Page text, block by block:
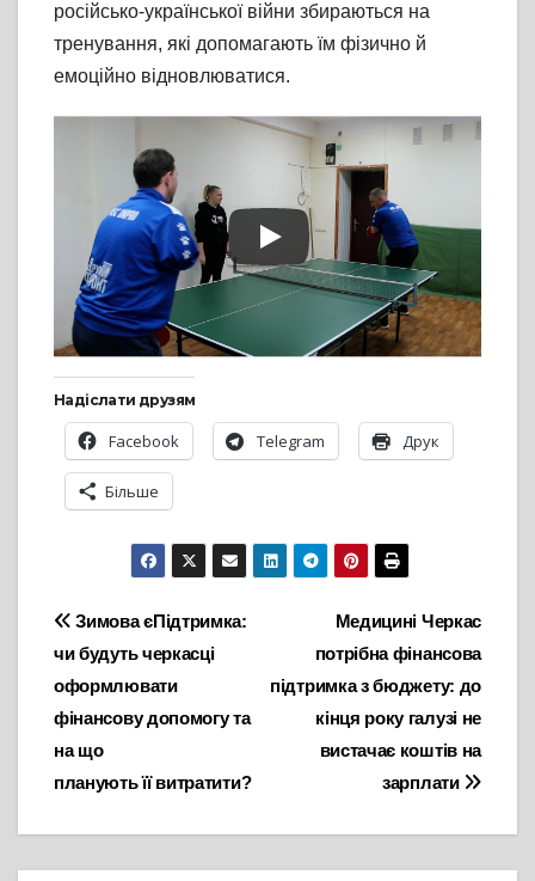
російсько-української війни збираються на
тренування, які допомагають їм фізично й
емоційно відновлюватися.
Надіслати друзям
Facebook Telegram Друк
Більше
Навігація
записів
Медицині Черкас
потрібна фінансова
підтримка з бюджету: до
кінця року галузі не
вистачає коштів на
зарплати
Зимова єПідтримка:
чи будуть черкасці
оформлювати
фінансову допомогу та
на що
планують її витратити?